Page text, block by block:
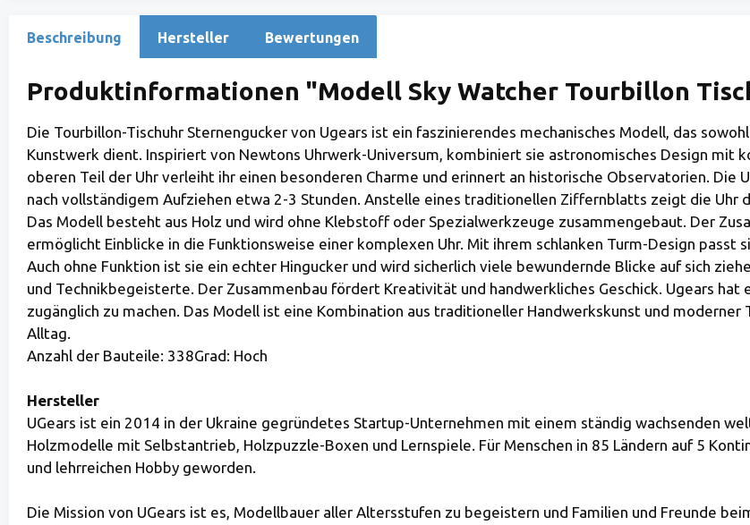
Beschreibung Hersteller Bewertungen
Produktinformationen "Modell Sky Watcher Tourbillon
Die Tourbillon-Tischuhr Sternengucker von Ugears ist ein faszinierendes mechanisches Modell, das
Kunstwerk dient. Inspiriert von Newtons Uhrwerk-Universum, kombiniert sie astronomisches Design mit
oberen Teil der Uhr verleiht ihr einen besonderen Charme und erinnert an historische Observatorien. Die
nach vollständigem Aufziehen etwa 2-3 Stunden. Anstelle eines traditionellen Ziffernblatts zeigt die Uhr
Das Modell besteht aus Holz und wird ohne Klebstoff oder Spezialwerkzeuge zusammengebaut. Der
ermöglicht Einblicke in die Funktionsweise einer komplexen Uhr. Mit ihrem schlanken Turm-Design
Auch ohne Funktion ist sie ein echter Hingucker und wird sicherlich viele bewundernde Blicke auf sich
und Technikbegeisterte. Der Zusammenbau fördert Kreativität und handwerkliches Geschick. Ugears hat
zugänglich zu machen. Das Modell ist eine Kombination aus traditioneller Handwerkskunst und moderner
Alltag.
Anzahl der Bauteile: 338Grad: Hoch
Hersteller
UGears ist ein 2014 in der Ukraine gegründetes Startup-Unternehmen mit einem ständig wachsenden
Holzmodelle mit Selbstantrieb, Holzpuzzle-Boxen und Lernspiele. Für Menschen in 85 Ländern auf 5
und lehrreichen Hobby geworden.
Die Mission von UGears ist es, Modellbauer aller Altersstufen zu begeistern und Familien und Freunde